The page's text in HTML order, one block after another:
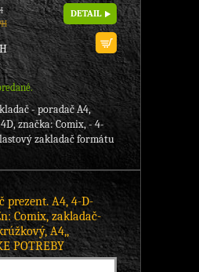
DETAIL
- poradač A4,
značka: Comix, - 4-
zakladač formátu
prezent. A4, 4-D-
Comix, zakladač-
A4,,
POTREBY